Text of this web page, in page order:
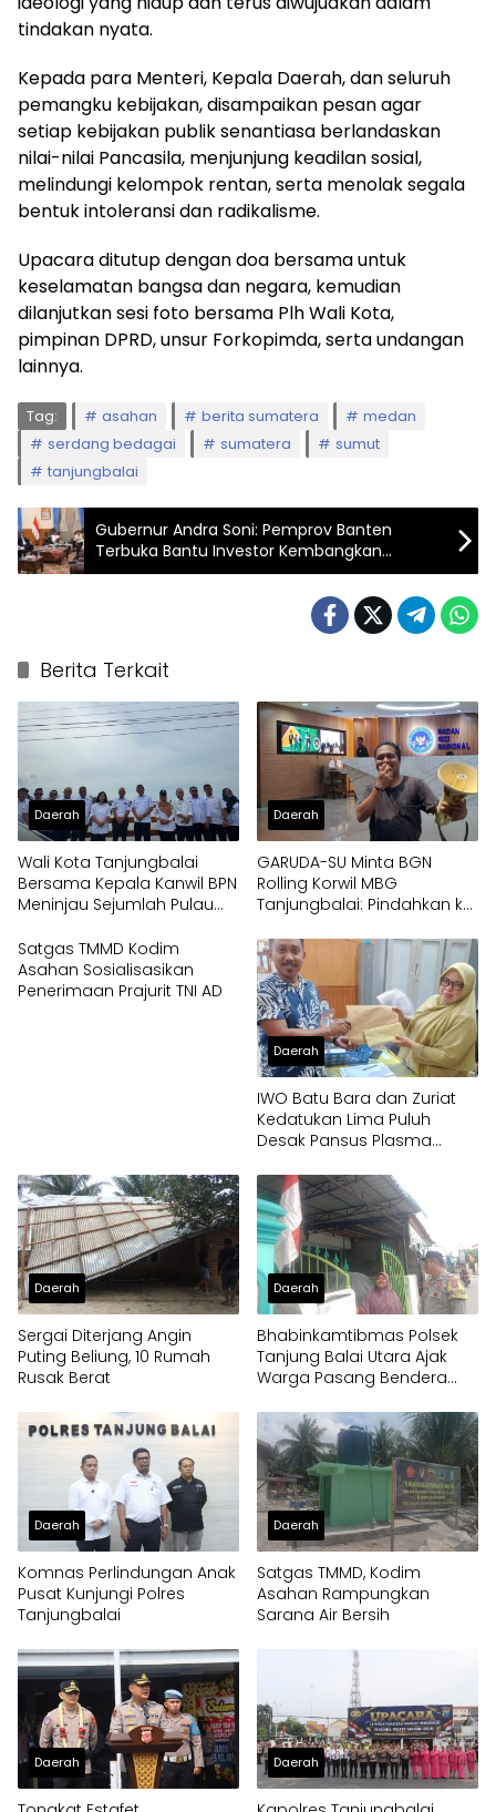
tindakan nyata.
Kepada para Menteri, Kepala Daerah, dan seluruh
pemangku kebijakan, disampaikan pesan agar
setiap kebijakan publik senantiasa berlandaskan
nilai-nilai Pancasila, menjunjung keadilan sosial,
melindungi kelompok rentan, serta menolak segala
bentuk intoleransi dan radikalisme.
Upacara ditutup dengan doa bersama untuk
keselamatan bangsa dan negara, kemudian
dilanjutkan sesi foto bersama Plh Wali Kota,
pimpinan DPRD, unsur Forkopimda, serta undangan
lainnya.
Tag: asahan berita sumatera
medan
serdang bedagai
sumatera
sumut
tanjungbalai
Gubernur Andra Soni: Pemprov Banten
Terbuka Bantu Investor Kembangkan
Kawasan Industri
Berita Terkait
Daerah
Wali Kota Tanjungbalai
Bersama Kepala Kanwil BPN
Meninjau Sejumlah Pulau
Daerah
GARUDA-SU Minta BGN
Rolling Korwil MBG
Tanjungbalai: Pindahkan ke
Satgas TMMD Kodim
Asahan Sosialisasikan
Penerimaan Prajurit TNI AD
Daerah
IWO Batu Bara dan Zuriat
Kedatukan Lima Puluh
Desak Pansus Plasma
Dugaan Penyimpangan
Penerima CPCL
Daerah
Sergai Diterjang Angin
Puting Beliung, 10 Rumah
Rusak Berat
Daerah
Bhabinkamtibmas Polsek
Tanjung Balai Utara Ajak
Warga Pasang Bendera
Daerah
Komnas Perlindungan Anak
Pusat Kunjungi Polres
Tanjungbalai
Daerah
Satgas TMMD, Kodim
Asahan Rampungkan
Sarana Air Bersih
Daerah Daerah